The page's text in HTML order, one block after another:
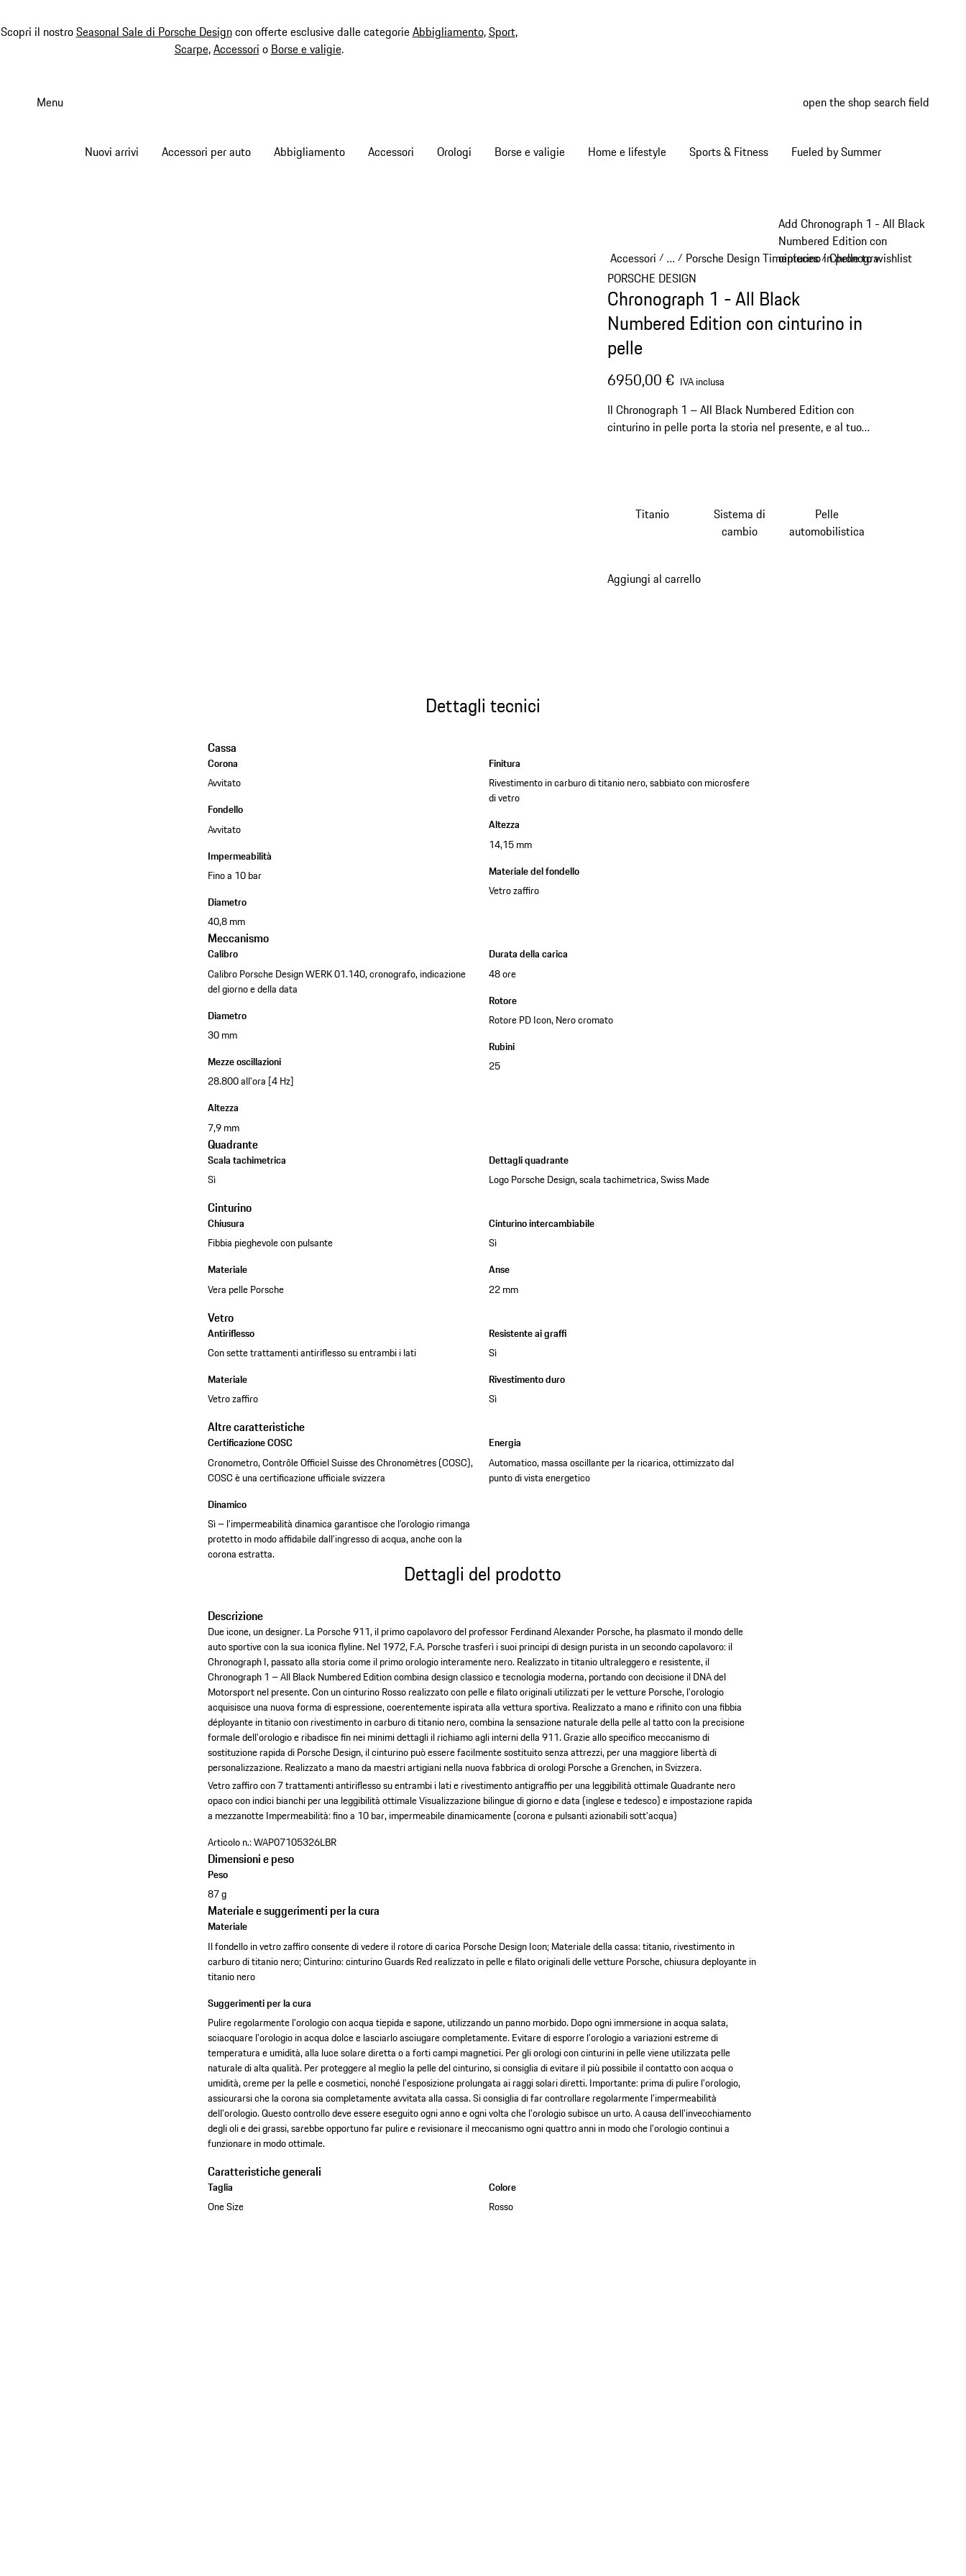
Scopri il nostroSeasonal Sale di Porsche Designcon offerte esclusive dalle categorieAbbigliamento,Sport,
Scarpe,Accessori o Borse e valigie.
Menu open the shop search field
Nuovi arrivi Accessori per auto Abbigliamento Accessori Orologi Borse e valigie Home e lifestyle Sports & Fitness Fueled by Summer
Add Chronograph 1 - All Black
Numbered Edition con
cinturino in pelle to wishlist
Accessori / …
Reveal collapsed breadcrumb items
/ Porsche Design Timepieces/ Chronograph 1/
PORSCHE DESIGN
Chronograph 1 - All Black
Numbered Edition con cinturino in
pelle
6950,00 € IVA inclusa
Il Chronograph 1 – All Black Numbered Edition con
cinturino in pelle porta la storia nel presente, e al tuo
Titanio
Sistema di
cambio
Pelle
automobilistica
Aggiungi al carrello
Dettagli tecnici
Cassa
Corona
Avvitato
Fondello
Avvitato
Impermeabilità
Fino a 10 bar
Diametro
40,8 mm
Finitura
Rivestimento in carburo di titanio nero, sabbiato con microsfere
di vetro
Altezza
14,15 mm
Materiale del fondello
Vetro zaffiro
Meccanismo
Calibro
Calibro Porsche Design WERK 01.140, cronografo, indicazione
del giorno e della data
Diametro
30 mm
Mezze oscillazioni
28.800 all'ora [4 Hz]
Altezza
7,9 mm
Durata della carica
48 ore
Rotore
Rotore PD Icon, Nero cromato
Rubini
25
Quadrante
Scala tachimetrica
Sì
Dettagli quadrante
Logo Porsche Design, scala tachimetrica, Swiss Made
Cinturino
Chiusura
Fibbia pieghevole con pulsante
Materiale
Vera pelle Porsche
Cinturino intercambiabile
Sì
Anse
22 mm
Vetro
Antiriflesso
Con sette trattamenti antiriflesso su entrambi i lati
Materiale
Vetro zaffiro
Resistente ai graffi
Sì
Rivestimento duro
Sì
Altre caratteristiche
Certificazione COSC
Cronometro, Contrôle Officiel Suisse des Chronomètres (COSC),
COSC è una certificazione ufficiale svizzera
Dinamico
Sì – l’impermeabilità dinamica garantisce che l’orologio rimanga
protetto in modo affidabile dall’ingresso di acqua, anche con la
corona estratta.
Energia
Automatico, massa oscillante per la ricarica, ottimizzato dal
punto di vista energetico
Dettagli del prodotto
Descrizione
Due icone, un designer. La Porsche 911, il primo capolavoro del professor Ferdinand Alexander Porsche, ha plasmato il mondo delle
auto sportive con la sua iconica flyline. Nel 1972, F.A. Porsche trasferì i suoi principi di design purista in un secondo capolavoro: il
Chronograph I, passato alla storia come il primo orologio interamente nero. Realizzato in titanio ultraleggero e resistente, il
Chronograph 1 – All Black Numbered Edition combina design classico e tecnologia moderna, portando con decisione il DNA del
Motorsport nel presente. Con un cinturino Rosso realizzato con pelle e filato originali utilizzati per le vetture Porsche, l'orologio
acquisisce una nuova forma di espressione, coerentemente ispirata alla vettura sportiva. Realizzato a mano e rifinito con una fibbia
déployante in titanio con rivestimento in carburo di titanio nero, combina la sensazione naturale della pelle al tatto con la precisione
formale dell'orologio e ribadisce fin nei minimi dettagli il richiamo agli interni della 911. Grazie allo specifico meccanismo di
sostituzione rapida di Porsche Design, il cinturino può essere facilmente sostituito senza attrezzi, per una maggiore libertà di
personalizzazione. Realizzato a mano da maestri artigiani nella nuova fabbrica di orologi Porsche a Grenchen, in Svizzera.
Vetro zaffiro con 7 trattamenti antiriflesso su entrambi i lati e rivestimento antigraffio per una leggibilità ottimaleQuadrante nero
opaco con indici bianchi per una leggibilità ottimaleVisualizzazione bilingue di giorno e data (inglese e tedesco) e impostazione rapida
a mezzanotteImpermeabilità: fino a 10 bar, impermeabile dinamicamente (corona e pulsanti azionabili sott'acqua)
Articolo n.:WAP07105326LBR
Dimensioni e peso
Peso
87 g
Materiale e suggerimenti per la cura
Materiale
Il fondello in vetro zaffiro consente di vedere il rotore di carica Porsche Design Icon; Materiale della cassa: titanio, rivestimento in
carburo di titanio nero; Cinturino: cinturino Guards Red realizzato in pelle e filato originali delle vetture Porsche, chiusura deployante in
titanio nero
Suggerimenti per la cura
Pulire regolarmente l'orologio con acqua tiepida e sapone, utilizzando un panno morbido. Dopo ogni immersione in acqua salata,
sciacquare l'orologio in acqua dolce e lasciarlo asciugare completamente. Evitare di esporre l'orologio a variazioni estreme di
temperatura e umidità, alla luce solare diretta o a forti campi magnetici. Per gli orologi con cinturini in pelle viene utilizzata pelle
naturale di alta qualità. Per proteggere al meglio la pelle del cinturino, si consiglia di evitare il più possibile il contatto con acqua o
umidità, creme per la pelle e cosmetici, nonché l'esposizione prolungata ai raggi solari diretti. Importante: prima di pulire l'orologio,
assicurarsi che la corona sia completamente avvitata alla cassa. Si consiglia di far controllare regolarmente l'impermeabilità
dell'orologio. Questo controllo deve essere eseguito ogni anno e ogni volta che l'orologio subisce un urto. A causa dell'invecchiamento
degli oli e dei grassi, sarebbe opportuno far pulire e revisionare il meccanismo ogni quattro anni in modo che l'orologio continui a
funzionare in modo ottimale.
Caratteristiche generali
Taglia
One Size
Colore
Rosso